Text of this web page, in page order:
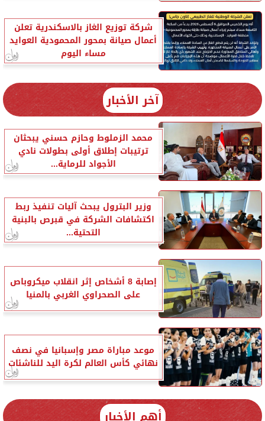
شركة توزيع الغاز بالاسكندرية تعلن
أعمال صيانة بمحور المحمودية العوايد
مساء اليوم
آخر الأخبار
محمد الزملوط وحازم حسني يبحثان
ترتيبات إطلاق أولى بطولات نادي
الأجواد للرماية...
وزير البترول يبحث آليات تنفيذ ربط
اكتشافات الشركة في قبرص بالبنية
التحتية...
إصابة 8 أشخاص إثر انقلاب ميكروباص
على الصحراوي الغربي بالمنيا
موعد مباراة مصر وإسبانيا في نصف
نهائي كأس العالم لكرة اليد للناشئات